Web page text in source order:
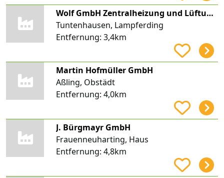
Wolf GmbH Zentralheizung und Lüftungsbau
Tuntenhausen, Lampferding
Entfernung: 3,4km
Martin Hofmüller GmbH
Aßling, Obstädt
Entfernung: 4,0km
J. Bürgmayr GmbH
Frauenneuharting, Haus
Entfernung: 4,8km